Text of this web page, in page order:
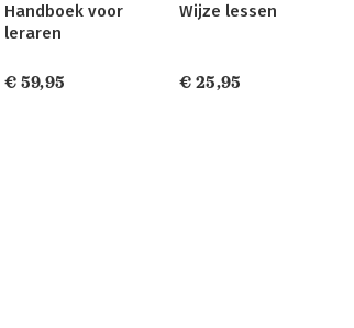
Handboek voor
leraren
€ 59,95
Wijze lessen
€ 25,95